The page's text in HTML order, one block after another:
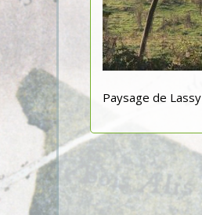
Paysage de Lassy